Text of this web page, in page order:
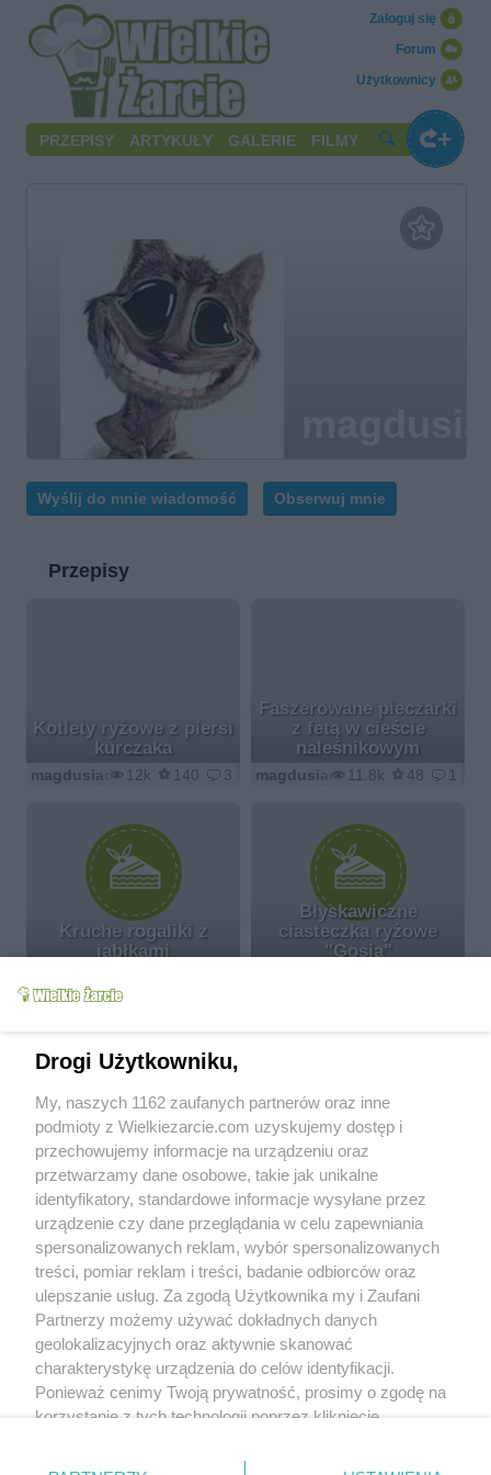
Użytkownicy
Forum
Zaloguj się
PRZEPISY ARTYKUŁY GALERIE FILMY
Wyślij do mnie wiadomość Obserwuj mnie
Przepisy
Kotlety ryżowe z piersi
kurczaka
12k 140 3
magdusiadz
Faszerowane pieczarki
z fetą w cieście
naleśnikowym
11.8k 48 1
magdusiadz
Kruche rogaliki z
jabłkami
Błyskawiczne
ciasteczka ryżowe
"Gosia"
Sałatka "ELA" z
kurczakiem i
makaronem ryżowym
14k 15 0
magdusiadz
Od kiedy z nami:
2012-01-10
Status:
aktywny (offline)
Wypowiedzi na forum:0
Komentarze wystawione:18
Komentarze otrzymane:4
Wyróżnienia
Drogi Użytkowniku,
My, naszych 1162 zaufanych partnerów oraz inne
podmioty z Wielkiezarcie.com uzyskujemy dostęp i
przechowujemy informacje na urządzeniu oraz
przetwarzamy dane osobowe, takie jak unikalne
identyfikatory, standardowe informacje wysyłane przez
urządzenie czy dane przeglądania w celu zapewniania
spersonalizowanych reklam, wybór spersonalizowanych
treści, pomiar reklam i treści, badanie odbiorców oraz
ulepszanie usług. Za zgodą Użytkownika my i Zaufani
Partnerzy możemy używać dokładnych danych
geolokalizacyjnych oraz aktywnie skanować
charakterystykę urządzenia do celów identyfikacji.
Ponieważ cenimy Twoją prywatność, prosimy o zgodę na
korzystanie z tych technologii poprzez kliknięcie
zmienić/wycofać klikając przycisk ustawień prywatności